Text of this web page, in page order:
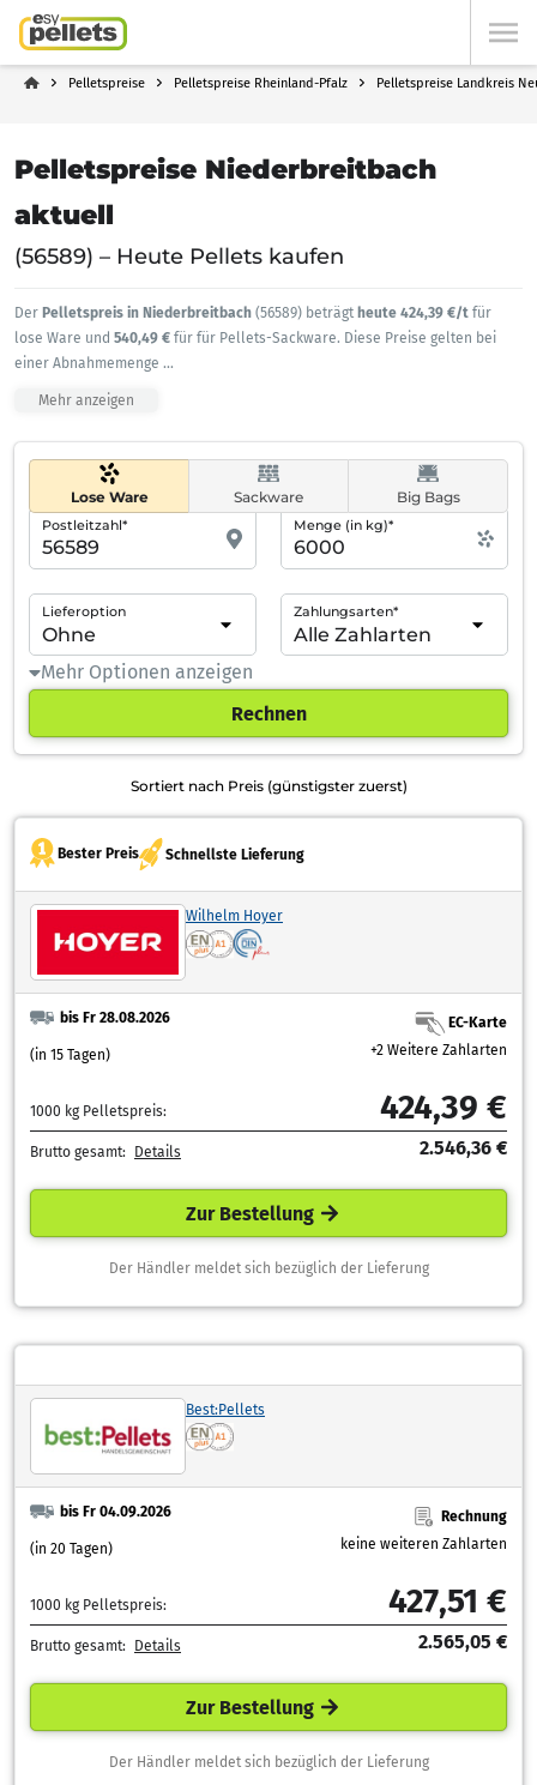
Pelletspreise Pelletspreise Rheinland-Pfalz Pelletspreise Landkreis
Pelletspreise Niederbreitbach
aktuell
(56589) – Heute Pellets kaufen
Der Pelletspreis in Niederbreitbach (56589) beträgt heute 424,39 €/t für
lose Ware und 540,49 € für für Pellets-Sackware. Diese Preise gelten bei
einer Abnahmemenge ...
Mehr anzeigen
Lose Ware Sackware Big Bags
Postleitzahl* Menge (in kg)*
Lieferoption Zahlungsarten*
Mehr Optionen anzeigen
Rechnen
Sortiert nach Preis (günstigster zuerst)
Bester Preis Schnellste Lieferung
Wilhelm Hoyer
bis Fr 28.08.2026
(in 15 Tagen)
EC-Karte
+2 Weitere Zahlarten
1000 kg Pelletspreis: 424,39 €
Brutto gesamt: Details 2.546,36 €
Zur Bestellung
Der Händler meldet sich bezüglich der Lieferung
Best:Pellets
bis Fr 04.09.2026
(in 20 Tagen)
Rechnung
keine weiteren Zahlarten
1000 kg Pelletspreis: 427,51 €
Brutto gesamt: Details 2.565,05 €
Zur Bestellung
Der Händler meldet sich bezüglich der Lieferung